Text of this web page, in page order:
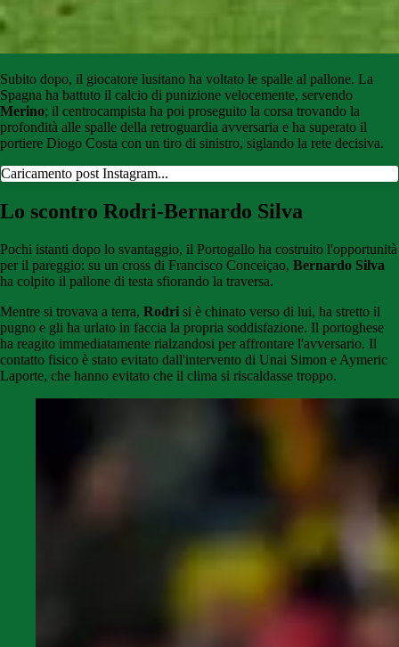
Subito dopo, il giocatore lusitano ha voltato le spalle al pallone. La
Spagna ha battuto il calcio di punizione velocemente, servendo
Merino; il centrocampista ha poi proseguito la corsa trovando la
profondità alle spalle della retroguardia avversaria e ha superato il
portiere Diogo Costa con un tiro di sinistro, siglando la rete decisiva.
Caricamento post Instagram...
Lo scontro Rodri-Bernardo Silva
Pochi istanti dopo lo svantaggio, il Portogallo ha costruito l'opportunità
per il pareggio: su un cross di Francisco Conceiçao, Bernardo Silva
ha colpito il pallone di testa sfiorando la traversa.
Mentre si trovava a terra, Rodri si è chinato verso di lui, ha stretto il
pugno e gli ha urlato in faccia la propria soddisfazione. Il portoghese
ha reagito immediatamente rialzandosi per affrontare l'avversario. Il
contatto fisico è stato evitato dall'intervento di Unai Simon e Aymeric
Laporte, che hanno evitato che il clima si riscaldasse troppo.